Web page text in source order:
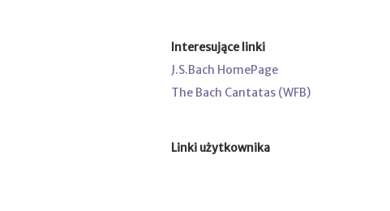
Interesujące linki
J.S.Bach HomePage
The Bach Cantatas (WFB)
Linki użytkownika